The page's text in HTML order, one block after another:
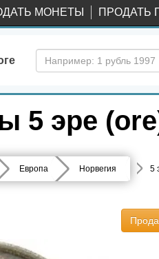
МОНЕТЫ ПРОДАТЬ
5 эре
Европа Норвегия 5